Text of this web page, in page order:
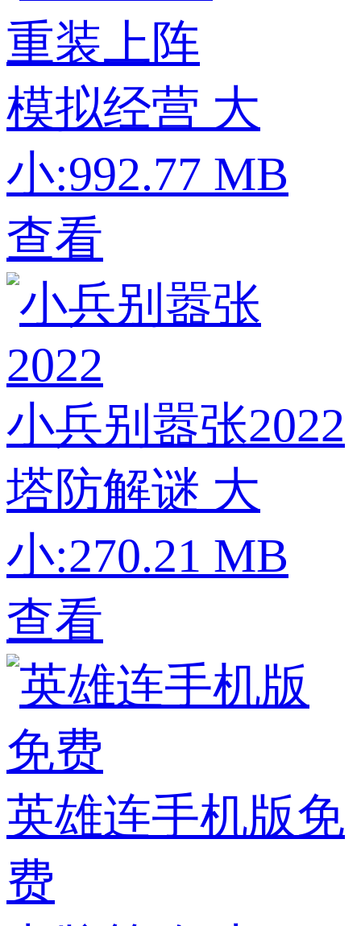
重装上阵
模拟经营 大
小:992.77 MB
查看
小兵别嚣张2022
塔防解谜 大
小:270.21 MB
查看
英雄连手机版免
费